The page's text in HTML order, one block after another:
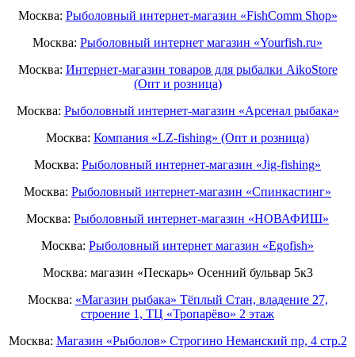
Москва: Рыболовный интернет-магазин «FishComm Shop»
Москва: Рыболовный интернет магазин «Yourfish.ru»
Москва: Интернет-магазин товаров для рыбалки AikoStore
(Опт и розница)
Москва: Рыболовный интернет-магазин «Арсенал рыбака»
Москва: Компания «LZ-fishing» (Опт и розница)
Москва: Рыболовный интернет-магазин «Jig-fishing»
Москва: Рыболовный интернет-магазин «Спинкастинг»
Москва: Рыболовный интернет-магазин «НОВАФИШ»
Москва: Рыболовный интернет магазин «Egofish»
Москва: магазин «Пескарь» Осенний бульвар 5к3
Москва: «Магазин рыбака» Тёплый Стан, владение 27,
строение 1, ТЦ «Тропарёво» 2 этаж
Москва: Магазин «Рыболов» Строгино Неманский пр, 4 стр.2